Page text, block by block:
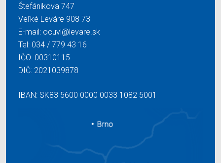
Štefánikova 747
Veľké Leváre 908 73
E-mail: ocuvl@levare.sk
Tel: 034 / 779 43 16
IČO: 00310115
DIČ: 2021039878
IBAN: SK83 5600 0000 0033 1082 5001